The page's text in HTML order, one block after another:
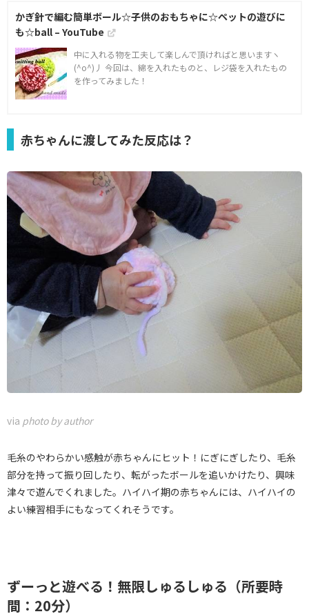
かぎ針で編む簡単ボール☆子供のおもちゃに☆ペットの遊びに
も☆ball – YouTube
中に入れる物を工夫して楽しんで頂ければと思いますヽ
(^o^)丿 今回は、綿を入れたものと、レジ袋を入れたもの
を作ってみました！
赤ちゃんに渡してみた反応は？
via photo by author
毛糸のやわらかい感触が赤ちゃんにヒット！にぎにぎしたり、毛糸
部分を持って振り回したり、転がったボールを追いかけたり、興味
津々で遊んでくれました。ハイハイ期の赤ちゃんには、ハイハイの
よい練習相手にもなってくれそうです。
ずーっと遊べる！無限しゅるしゅる（所要時
間：20分）